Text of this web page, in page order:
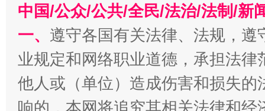
在谋一域中谋全局
今
中国/公众/公共/全民/法治/法制/新
一、 遵守各国有关法律、法规，
业规定和网络职业道德，承担法
他人或（单位）造成伤害和损失
响的，本网将追究其相关法律和